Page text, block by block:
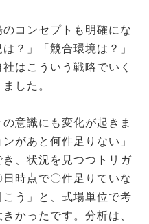
コンセプトも明確にな
？」「競合環境は？」
はこういう戦略でいく
した。
意識にも変化が起きま
があと何件足りない」
、状況を見つつトリガ
時点で〇件足りていな
う」と、式場単位で考
かったです。分析は、